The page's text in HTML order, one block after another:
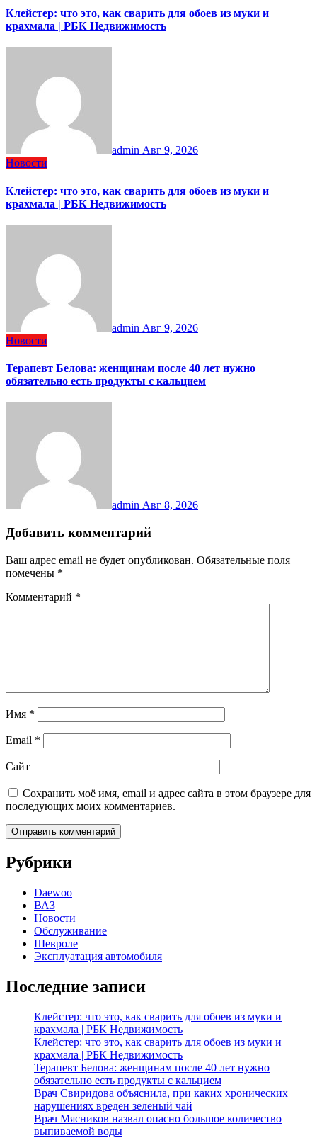
Клейстер: что это, как сварить для обоев из муки и
крахмала | РБК Недвижимость
admin Авг 9, 2026
Новости
Клейстер: что это, как сварить для обоев из муки и
крахмала | РБК Недвижимость
admin Авг 9, 2026
Новости
Терапевт Белова: женщинам после 40 лет нужно
обязательно есть продукты с кальцием
admin Авг 8, 2026
Добавить комментарий
Ваш адрес email не будет опубликован. Обязательные поля
помечены *
Комментарий *
Имя *
Email *
Сайт
Сохранить моё имя, email и адрес сайта в этом браузере для
последующих моих комментариев.
Рубрики
Daewoo
ВАЗ
Новости
Обслуживание
Шевроле
Эксплуатация автомобиля
Последние записи
Клейстер: что это, как сварить для обоев из муки и
крахмала | РБК Недвижимость
Клейстер: что это, как сварить для обоев из муки и
крахмала | РБК Недвижимость
Терапевт Белова: женщинам после 40 лет нужно
обязательно есть продукты с кальцием
Врач Свиридова объяснила, при каких хронических
нарушениях вреден зеленый чай
Врач Мясников назвал опасно большое количество
выпиваемой воды